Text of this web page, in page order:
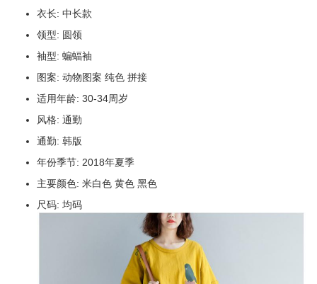
衣长: 中长款
领型: 圆领
袖型: 蝙蝠袖
图案: 动物图案 纯色 拼接
适用年龄: 30-34周岁
风格: 通勤
通勤: 韩版
年份季节: 2018年夏季
主要颜色: 米白色 黄色 黑色
尺码: 均码